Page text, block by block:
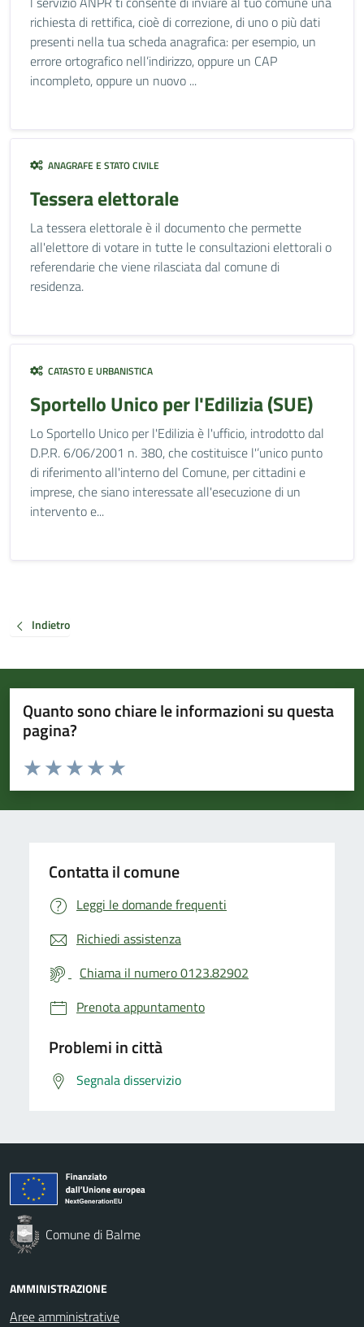
richiesta di rettifica, cioè di correzione, di uno o più dati
presenti nella tua scheda anagrafica: per esempio, un
errore ortografico nell’indirizzo, oppure un CAP
incompleto, oppure un nuovo ...
ANAGRAFE E STATO CIVILE
Tessera elettorale
La tessera elettorale è il documento che permette
all'elettore di votare in tutte le consultazioni elettorali o
referendarie che viene rilasciata dal comune di
residenza.
CATASTO E URBANISTICA
Sportello Unico per l'Edilizia (SUE)
Lo Sportello Unico per l'Edilizia è l'ufficio, introdotto dal
D.P.R. 6/06/2001 n. 380, che costituisce l'’unico punto
di riferimento all'interno del Comune, per cittadini e
imprese, che siano interessate all'esecuzione di un
intervento e...
Indietro
Quanto sono chiare le informazioni su questa
pagina?
Valuta da 1 a 5 stelle la pagina
Valuta 5 stelle su 5
Valuta 4 stelle su 5
Valuta 3 stelle su 5
Valuta 2 stelle su 5
Valuta 1 stelle su 5
Contatta il comune
Leggi le domande frequenti
Richiedi assistenza
Chiama il numero 0123.82902
Prenota appuntamento
Problemi in città
Segnala disservizio
Comune di Balme
AMMINISTRAZIONE
Aree amministrative